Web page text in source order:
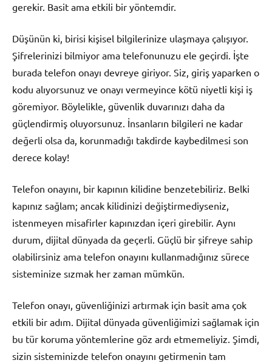
gerekir. Basit ama etkili bir yöntemdir.
Düşünün ki, birisi kişisel bilgilerinize ulaşmaya çalışıyor.
Şifrelerinizi bilmiyor ama telefonunuzu ele geçirdi. İşte
burada telefon onayı devreye giriyor. Siz, giriş yaparken o
kodu alıyorsunuz ve onayı vermeyince kötü niyetli kişi iş
göremiyor. Böylelikle, güvenlik duvarınızı daha da
güçlendirmiş oluyorsunuz. İnsanların bilgileri ne kadar
değerli olsa da, korunmadığı takdirde kaybedilmesi son
derece kolay!
Telefon onayını, bir kapının kilidine benzetebiliriz. Belki
kapınız sağlam; ancak kilidinizi değiştirmediyseniz,
istenmeyen misafirler kapınızdan içeri girebilir. Aynı
durum, dijital dünyada da geçerli. Güçlü bir şifreye sahip
olabilirsiniz ama telefon onayını kullanmadığınız sürece
sisteminize sızmak her zaman mümkün.
Telefon onayı, güvenliğinizi artırmak için basit ama çok
etkili bir adım. Dijital dünyada güvenliğimizi sağlamak için
bu tür koruma yöntemlerine göz ardı etmemeliyiz. Şimdi,
sizin sisteminizde telefon onayını getirmenin tam